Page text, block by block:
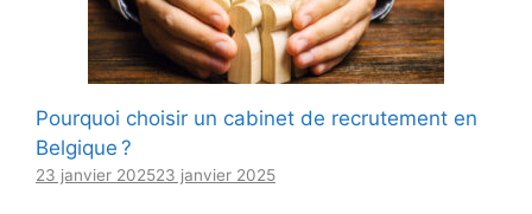
Pourquoi choisir un cabinet de recrutement en
Belgique ?
23 janvier 202523 janvier 2025